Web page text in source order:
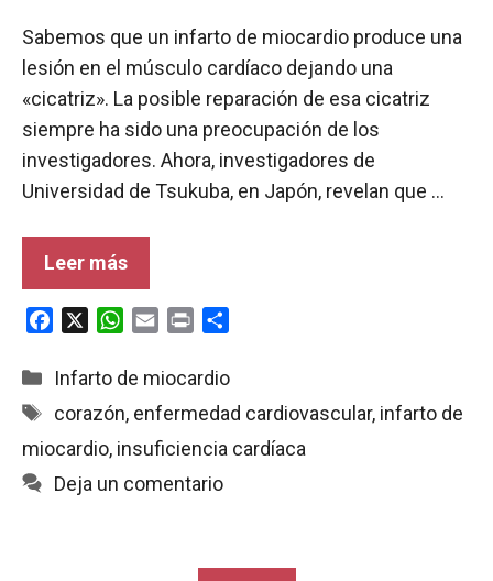
Sabemos que un infarto de miocardio produce una
lesión en el músculo cardíaco dejando una
«cicatriz». La posible reparación de esa cicatriz
siempre ha sido una preocupación de los
investigadores. Ahora, investigadores de
Universidad de Tsukuba, en Japón, revelan que …
Leer más
c
b
o
o
W
a
s
A
p
a
l
i
t
m
a
r
Categorías
Infarto de miocardio
Etiquetas
corazón, enfermedad cardiovascular, infarto de
miocardio, insuficiencia cardíaca
Deja un comentario